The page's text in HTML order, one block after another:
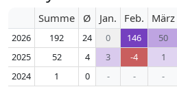
Summe Ø Jan. Feb. März
2026 192 24 0 146 50
2025
52 4 3 -4 1
2024
1 0 - - -